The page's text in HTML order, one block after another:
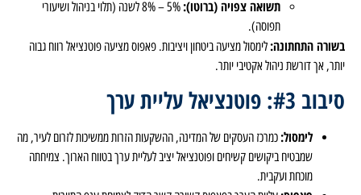
תשואה צפויה (ברוטו):
5% – 8% לשנה (תלוי בניהול ושיעורי
תפוסה).
בשורה התחתונה:לימסול מציעה ביטחון ויציבות. פאפוס מציעה פוטנציאל רווח גבוה
יותר, אך דורשת ניהול אקטיבי יותר.
סיבוב #3: פוטנציאל עליית ערך
לימסול:כמרכז העסקים של המדינה, ההשקעות הזרות ממשיכות לזרום לעיר, מה
שמבטיח ביקושים קשיחים ופוטנציאל יציב לעליית ערך בטווח הארוך. צמיחתה
מוכחת ועקבית.